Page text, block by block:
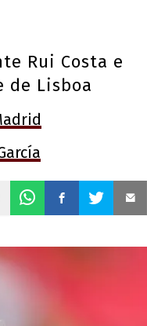
Rui Costa e
de Lisboa